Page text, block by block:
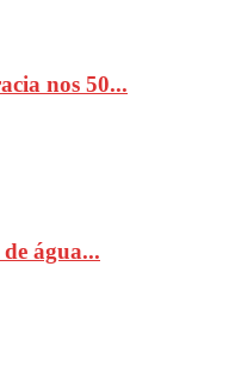
nos 50...
água...